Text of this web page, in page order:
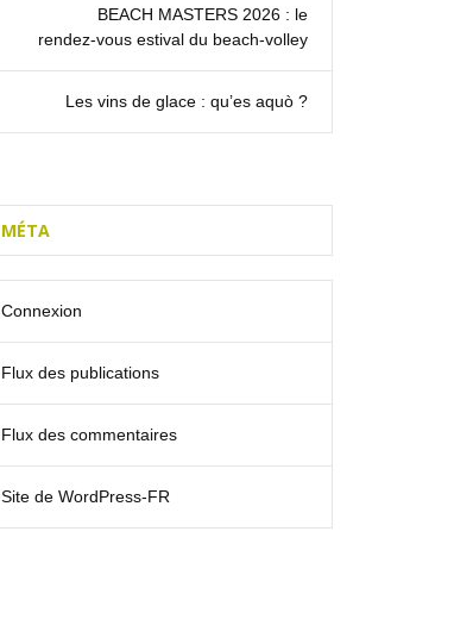
BEACH MASTERS 2026 : le
rendez‑vous estival du beach-volley
Les vins de glace : qu’es aquò ?
MÉTA
Connexion
Flux des publications
Flux des commentaires
Site de WordPress-FR